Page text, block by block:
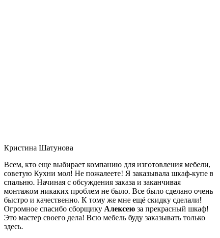
Кристина Шатунова
Всем, кто еще выбирает компанию для изготовления мебели,
советую Кухни мол! Не пожалеете! Я заказывала шкаф-купе в
спальню. Начиная с обсуждения заказа и заканчивая
монтажом никаких проблем не было. Все было сделано очень
быстро и качественно. К тому же мне ещё скидку сделали!
Огромное спасибо сборщику Алексею за прекрасный шкаф!
Это мастер своего дела! Всю мебель буду заказывать только
здесь.